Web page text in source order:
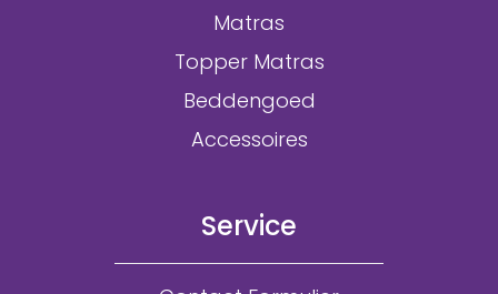
Matras
Topper Matras
Beddengoed
Accessoires
Service